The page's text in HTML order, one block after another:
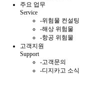
주요 업무
Service
-위험물 컨설팅
-해상 위험물
-항공 위험물
고객지원
Support
-고객문의
-디지카고 소식